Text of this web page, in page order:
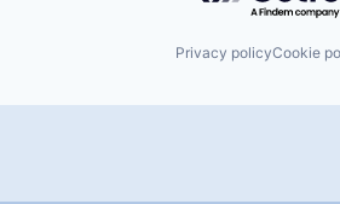
Privacy policyCookie